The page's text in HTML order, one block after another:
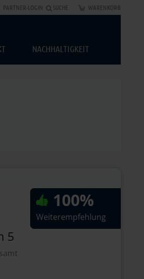
PARTNER-LOGIN SUCHE WARENKORB
NACHHALTIGKEIT
100%
Weiterempfehlung
5